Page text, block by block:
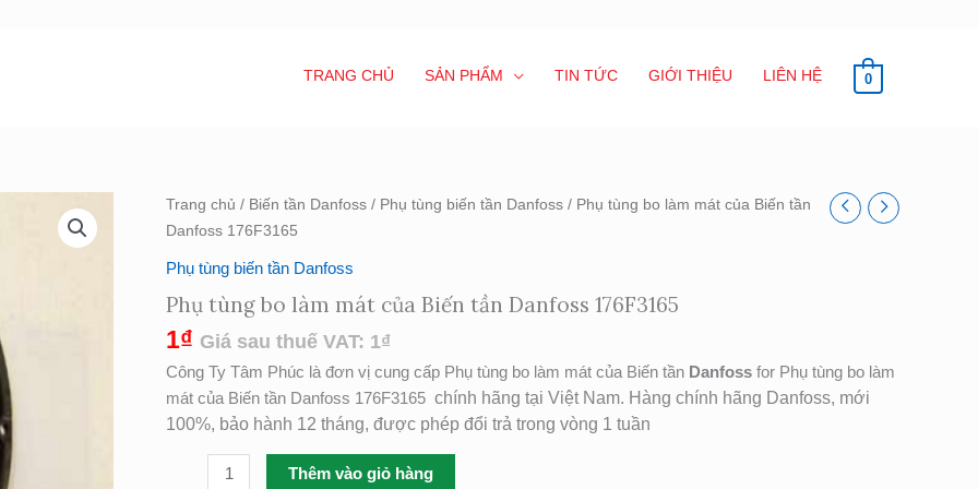
TRANG CHỦ SẢN PHẨM TIN TỨC GIỚI THIỆU LIÊN HỆ 0
Trang chủ / Biến tần Danfoss / Phụ tùng biến tần Danfoss / Phụ tùng bo làm mát của Biến tần
Danfoss 176F3165
Phụ tùng biến tần Danfoss
Phụ tùng bo làm mát của Biến tần Danfoss 176F3165
1₫ Giá sau thuế VAT: 1₫
Công Ty Tâm Phúc là đơn vị cung cấp Phụ tùng bo làm mát của Biến tần Danfoss for Phụ tùng bo làm
mát của Biến tần Danfoss 176F3165 chính hãng tại Việt Nam. Hàng chính hãng Danfoss, mới
100%, bảo hành 12 tháng, được phép đổi trả trong vòng 1 tuần
Phụ
tùng
làm
mát
của
Danfoss
Thêm vào giỏ hàng